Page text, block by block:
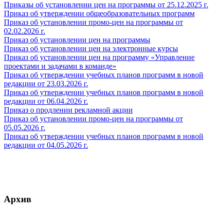
Приказы об установлении цен на программы от 25.12.2025 г.
Приказ об утверждении общеобразовательных программ
Приказ об установлении промо-цен на программы от
02.02.2026 г.
Приказ об установлении цен на программы
Приказ об установлении цен на электронные курсы
Приказ об установлении цен на программу «Управление
проектами и задачами в команде»
Приказ об утверждении учебных планов программ в новой
редакции от 23.03.2026 г.
Приказ об утверждении учебных планов программ в новой
редакции от 06.04.2026 г.
Приказ о продлении рекламной акции
Приказ об установлении промо-цен на программы от
05.05.2026 г.
Приказ об утверждении учебных планов программ в новой
редакции от 04.05.2026 г.
Архив